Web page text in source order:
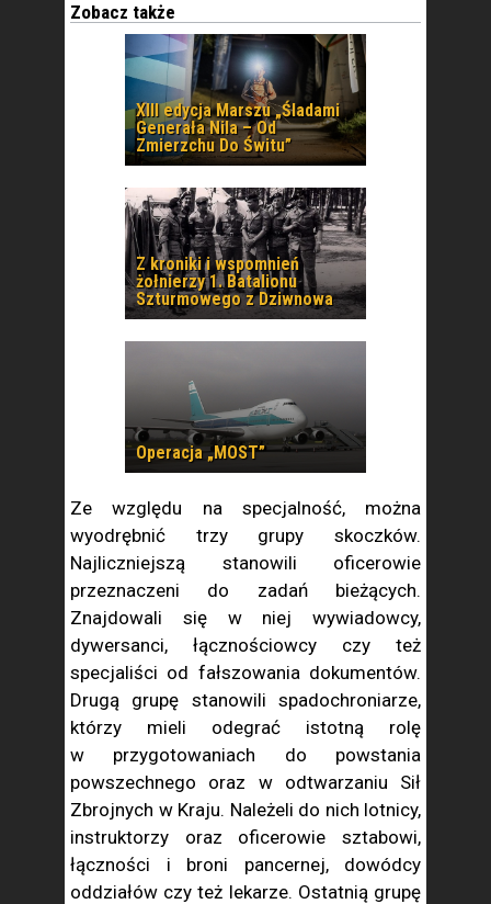
Zobacz także
XIII edycja Marszu „Śladami
Generała Nila – Od
Zmierzchu Do Świtu”
Z kroniki i wspomnień
żołnierzy 1. Batalionu
Szturmowego z Dziwnowa
Operacja „MOST”
Ze względu na specjalność, można
wyodrębnić trzy grupy skoczków.
Najliczniejszą stanowili oficerowie
przeznaczeni do zadań bieżących.
Znajdowali się w niej wywiadowcy,
dywersanci, łącznościowcy czy też
specjaliści od fałszowania dokumentów.
Drugą grupę stanowili spadochroniarze,
którzy mieli odegrać istotną rolę
w przygotowaniach do powstania
powszechnego oraz w odtwarzaniu Sił
Zbrojnych w Kraju. Należeli do nich lotnicy,
instruktorzy oraz oficerowie sztabowi,
łączności i broni pancernej, dowódcy
oddziałów czy też lekarze. Ostatnią grupę